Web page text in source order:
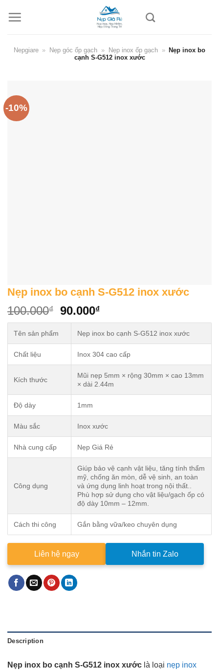
Nepgiare » Nẹp góc ốp gạch » Nẹp inox ốp gạch » Nẹp inox bo
cạnh S-G512 inox xước
-10%
Nẹp inox bo cạnh S-G512 inox xước
100.000₫
Original
price
was:
100.000₫.
90.000₫Current
price
is:
90.000₫.
Tên sản phẩm Nẹp inox bo cạnh S-G512 inox xước
Chất liệu Inox 304 cao cấp
Kích thước
Mũi nẹp 5mm × rộng 30mm × cao 13mm
× dài 2.44m
Độ dày 1mm
Màu sắc Inox xước
Nhà cung cấp Nẹp Giá Rẻ
Công dụng
Giúp bảo vệ cạnh vật liệu, tăng tính thẩm
mỹ, chống ăn mòn, dễ vệ sinh, an toàn
và ứng dụng linh hoạt trong nội thất..
Phù hợp sử dụng cho vật liệu/gạch ốp có
độ dày 10mm – 12mm.
Cách thi công Gắn bằng vữa/keo chuyên dụng
Liên hệ ngay Nhắn tin Zalo
Description
Nẹp inox bo cạnh S-G512 inox xước là loại nẹp inox